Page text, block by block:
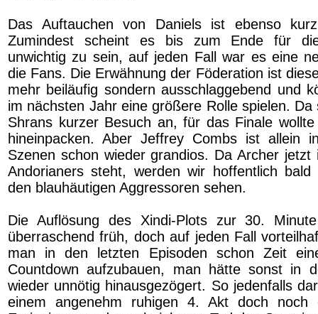
Das Auftauchen von Daniels ist ebenso
Zumindest scheint es bis zum Ende für
unwichtig zu sein, auf jeden Fall war es eine
die Fans. Die Erwähnung der Föderation ist
mehr beiläufig sondern ausschlaggebend und
im nächsten Jahr eine größere Rolle spielen.
Shrans kurzer Besuch an, für das Finale
hineinpacken. Aber Jeffrey Combs ist allein
Szenen schon wieder grandios. Da Archer jetzt
Andorianers steht, werden wir hoffentlich
den blauhäutigen Aggressoren sehen.
Die Auflösung des Xindi-Plots zur 30.
überraschend früh, doch auf jeden Fall
man in den letzten Episoden schon Zeit
Countdown aufzubauen, man hätte sonst in
wieder unnötig hinausgezögert. So jedenfalls
einem angenehm ruhigen 4. Akt doch noch